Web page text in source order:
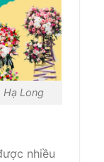
Hạ Long
nhiều